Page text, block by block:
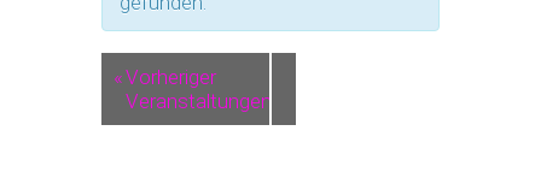
«Vorheriger
Veranstaltungen